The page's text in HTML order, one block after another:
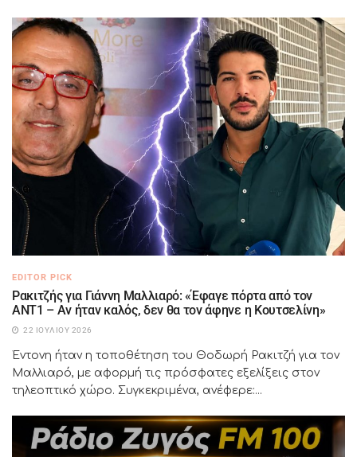
EDITOR PICK
Ρακιτζής για Γιάννη Μαλλιαρό: «Έφαγε πόρτα από τον
ΑΝΤ1 – Αν ήταν καλός, δεν θα τον άφηνε η Κουτσελίνη»
22 ΙΟΥΛΊΟΥ 2026
Έντονη ήταν η τοποθέτηση του Θοδωρή Ρακιτζή για τον
Μαλλιαρό, με αφορμή τις πρόσφατες εξελίξεις στον
τηλεοπτικό χώρο. Συγκεκριμένα, ανέφερε:...